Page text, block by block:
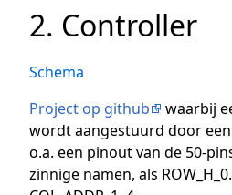
2. Controller
Schema
Project op github
waarbij
wordt aangestuurd door
o.a. een pinout van de 50-
zinnige namen, als